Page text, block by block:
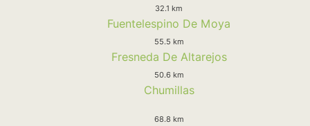
32.1 km
Fuentelespino De Moya
55.5 km
Fresneda De Altarejos
50.6 km
Chumillas
68.8 km